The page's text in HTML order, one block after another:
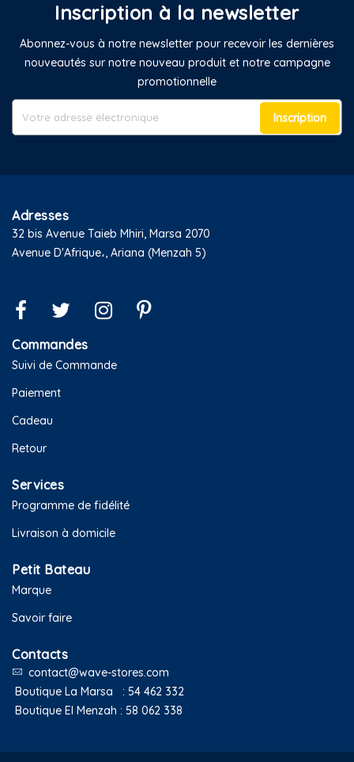
Inscription à la newsletter
Abonnez-vous à notre newsletter pour recevoir les dernières
nouveautés sur notre nouveau produit et notre campagne
promotionnelle
Inscription
Adresses
32 bis Avenue Taieb Mhiri, Marsa 2070
Avenue D'Afrique،, Ariana (Menzah 5)
Commandes
Suivi de Commande
Paiement
Cadeau
Retour
Services
Programme de fidélité
Livraison à domicile
Petit Bateau
Marque
Savoir faire
Contacts
contact@wave-stores.com
Boutique La Marsa : 54 462 332
Boutique El Menzah : 58 062 338